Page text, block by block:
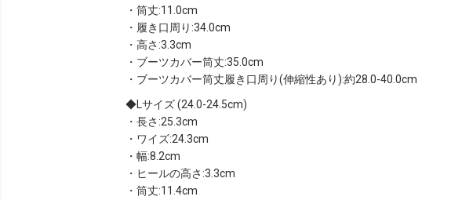
・筒丈:11.0cm
・履き口周り:34.0cm
・高さ:3.3cm
・ブーツカバー筒丈:35.0cm
・ブーツカバー筒丈履き口周り(伸縮性あり):約28.0-40.0cm
Lサイズ (24.0-24.5cm)
・長さ:25.3cm
・ワイズ:24.3cm
・幅:8.2cm
・ヒールの高さ:3.3cm
・筒丈:11.4cm